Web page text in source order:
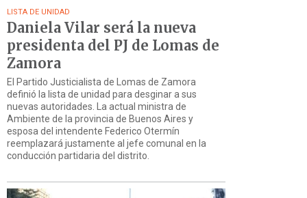
LISTA DE UNIDAD
Daniela Vilar será la nueva
presidenta del PJ de Lomas de
Zamora
El Partido Justicialista de Lomas de Zamora
definió la lista de unidad para desginar a sus
nuevas autoridades. La actual ministra de
Ambiente de la provincia de Buenos Aires y
esposa del intendente Federico Otermín
reemplazará justamente al jefe comunal en la
conducción partidaria del distrito.